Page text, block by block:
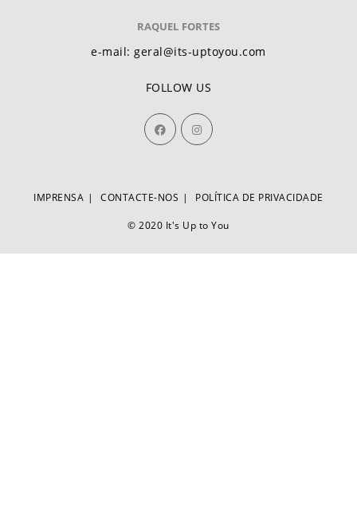
RAQUEL FORTES
e-mail: geral@its-uptoyou.com
FOLLOW US
IMPRENSA CONTACTE-NOS POLÍTICA DE PRIVACIDADE
© 2020 It's Up to You